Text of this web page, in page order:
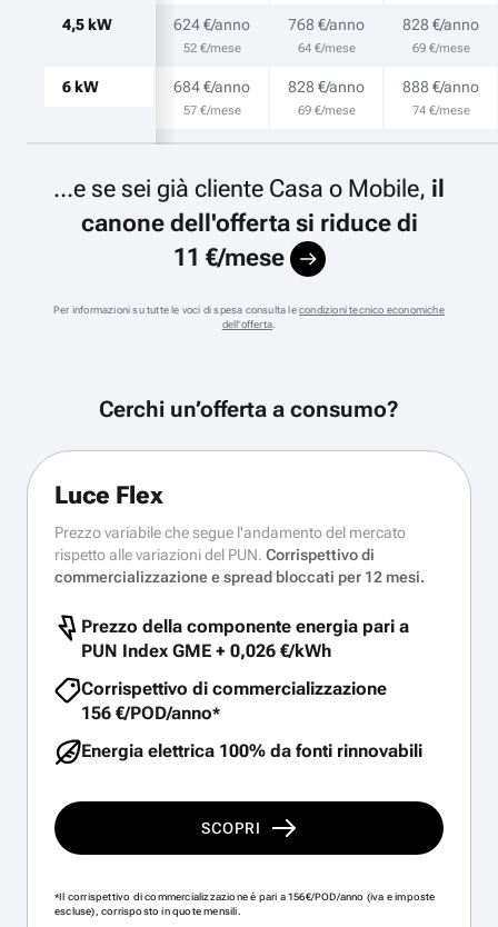
4,5 kW 624 €/anno
52 €/mese
768 €/anno
64 €/mese
828 €/anno
69 €/mese
6 kW 684 €/anno
57 €/mese
828 €/anno
69 €/mese
888 €/anno
74 €/mese
...e se sei già cliente Casa o Mobile, il
canone dell'offerta si riduce di
11 €/mese
Per informazioni su tutte le voci di spesa consulta lecondizioni tecnico economiche
dell'offerta.
Cerchi un’offerta a consumo?
Luce Flex
Prezzo variabile che segue l'andamento del mercato
rispetto alle variazioni del PUN. Corrispettivo di
commercializzazione e spread bloccati per 12 mesi.
Prezzo della componente energia pari a
PUN Index GME + 0,026 €/kWh
Corrispettivo di commercializzazione
156 €/POD/anno*
Energia elettrica 100% da fonti rinnovabili
SCOPRI
*Il corrispettivo di commercializzazione è pari a 156€/POD/anno (iva e imposte
escluse), corrisposto in quote mensili.